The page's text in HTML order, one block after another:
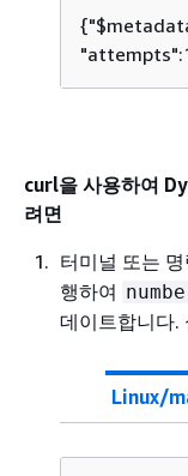
{
curl을 사용하여
려면
터미널 또는
행하여
데이트합니다.
Linux/